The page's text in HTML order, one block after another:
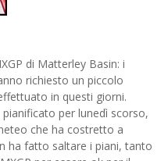
di Matterley Basin: i
richiesto un piccolo
in questi giorni.
per lunedì scorso,
che ha costretto a
ha fatto saltare i piani, tanto